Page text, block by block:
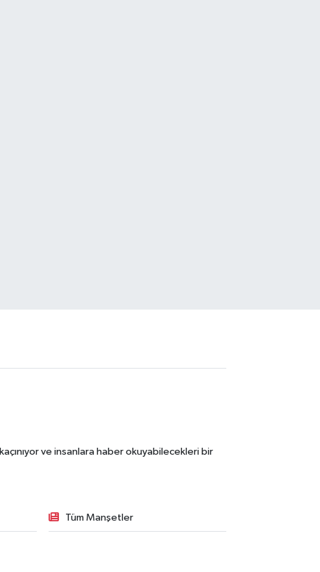
ve insanlara haber okuyabilecekleri bir
Tüm Manşetler